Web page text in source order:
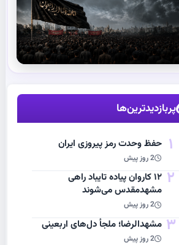
مشاهده اخبار
پربازدیدترین‌ها
1 حفظ وحدت رمز پیروزی ایران
2 روز پیش
2
۱۲ کاروان پیاده تایباد راهی
مشهدمقدس می‌شوند
2 روز پیش
3 مشهد‌الرضا؛ ملجأ دل‌های اربعینی
2 روز پیش